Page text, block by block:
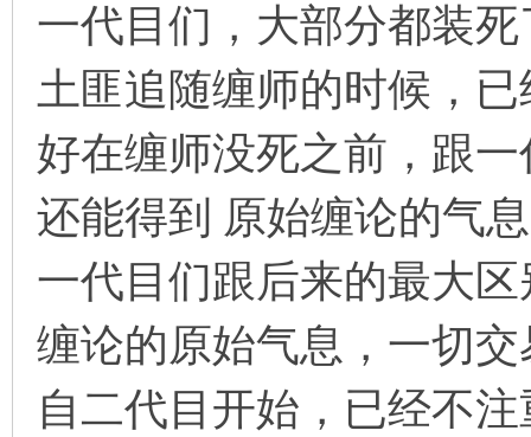
一代目们，大部分都装
土匪追随缠师的时候，
好在缠师没死之前，跟
还能得到 原始缠论的气息
一代目们跟后来的最大
缠论的原始气息，一切
自二代目开始，已经不